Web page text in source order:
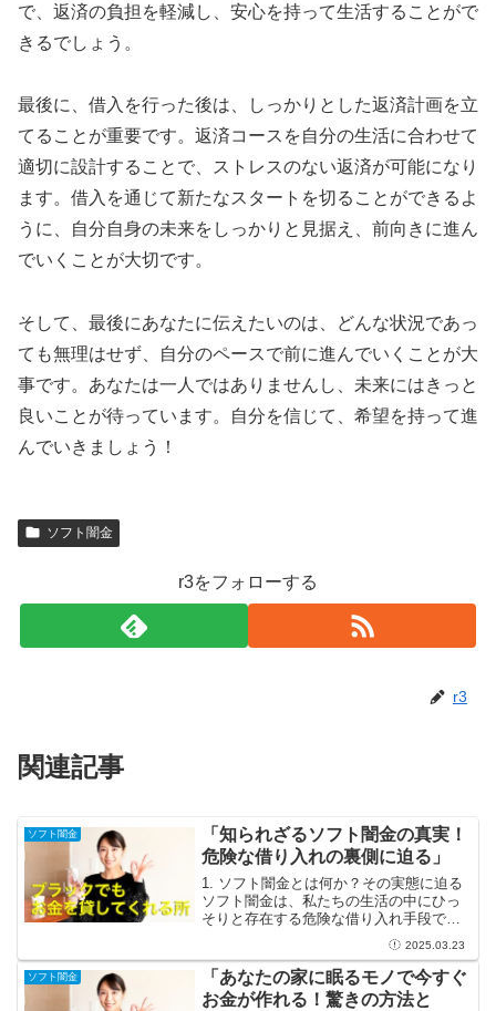
で、返済の負担を軽減し、安心を持って生活することがで
きるでしょう。
最後に、借入を行った後は、しっかりとした返済計画を立
てることが重要です。返済コースを自分の生活に合わせて
適切に設計することで、ストレスのない返済が可能になり
ます。借入を通じて新たなスタートを切ることができるよ
うに、自分自身の未来をしっかりと見据え、前向きに進ん
でいくことが大切です。
そして、最後にあなたに伝えたいのは、どんな状況であっ
ても無理はせず、自分のペースで前に進んでいくことが大
事です。あなたは一人ではありませんし、未来にはきっと
良いことが待っています。自分を信じて、希望を持って進
んでいきましょう！
ソフト闇金
r3をフォローする
r3
関連記事
ソフト闇金
「知られざるソフト闇金の真実！
危険な借り入れの裏側に迫る」
1. ソフト闇金とは何か？その実態に迫る
ソフト闇金は、私たちの生活の中にひっ
そりと存在する危険な借り入れ手段で
す。一般の銀行や消費者金融とは異な
り、法外な金利を設定し、違法な手段で
お金を貸し出す業者が多いです。彼らは
まるで合法的な金融サービ...
2025.03.23
ソフト闇金
「あなたの家に眠るモノで今すぐ
お金が作れる！驚きの方法と